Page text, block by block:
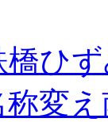
ひ
称変